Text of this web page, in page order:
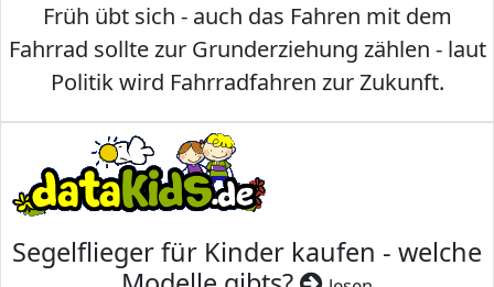
Früh übt sich - auch das Fahren mit dem
Fahrrad sollte zur Grunderziehung zählen - laut
Politik wird Fahrradfahren zur Zukunft.
Segelflieger für Kinder kaufen - welche